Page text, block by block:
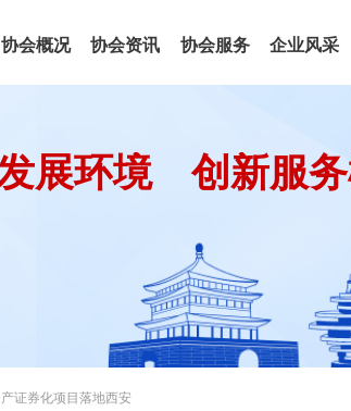
协会概况 协会资讯 协会服务 企业风采
展环境 创新服
证券化项目落地西安